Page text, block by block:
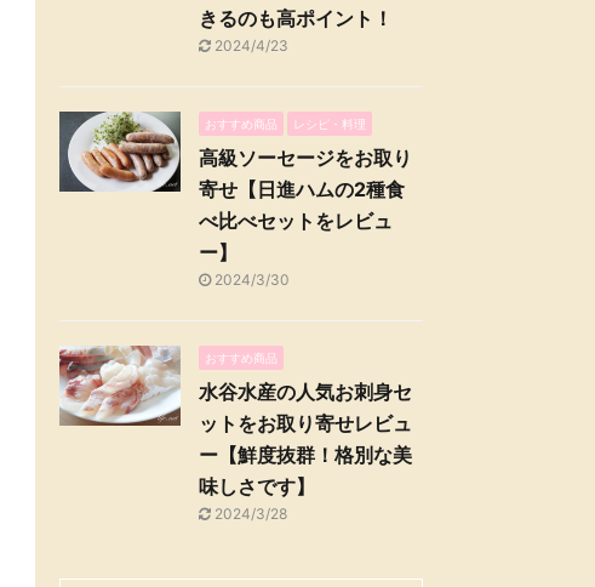
きるのも高ポイント！
2024/4/23
おすすめ商品 レシピ・料理
高級ソーセージをお取り
寄せ【日進ハムの2種食
べ比べセットをレビュ
ー】
2024/3/30
おすすめ商品
水谷水産の人気お刺身セ
ットをお取り寄せレビュ
ー【鮮度抜群！格別な美
味しさです】
2024/3/28